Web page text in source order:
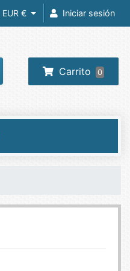
EUR € Iniciar sesión
Carrito 0